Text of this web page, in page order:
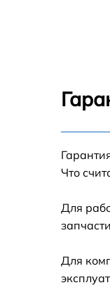
EB-
Что
Для
Для